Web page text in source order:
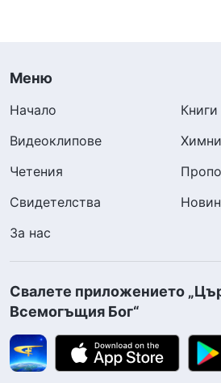
Меню
Начало
Книги
Видеоклипове
Химни
Четения
Свидетелства
За нас
Свалете приложението
Всемогъщия Бог“